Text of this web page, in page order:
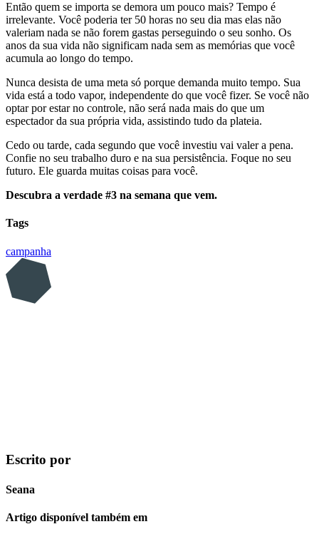
Então quem se importa se demora um pouco mais? Tempo é
irrelevante. Você poderia ter 50 horas no seu dia mas elas não
valeriam nada se não forem gastas perseguindo o seu sonho. Os
anos da sua vida não significam nada sem as memórias que você
acumula ao longo do tempo.
Nunca desista de uma meta só porque demanda muito tempo. Sua
vida está a todo vapor, independente do que você fizer. Se você não
optar por estar no controle, não será nada mais do que um
espectador da sua própria vida, assistindo tudo da plateia.
Cedo ou tarde, cada segundo que você investiu vai valer a pena.
Confie no seu trabalho duro e na sua persistência. Foque no seu
futuro. Ele guarda muitas coisas para você.
Descubra a verdade #3 na semana que vem.
Tags
campanha
Escrito por
Seana
Artigo disponível também em